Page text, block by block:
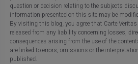
question or decision relating to the subjects
information presented on this site may be
By visiting this blog, you agree that Carte
released from any liability concerning losses,
consequences arising from the use of the
are linked to errors, omissions or the
published.